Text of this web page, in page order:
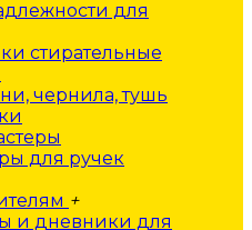
для
стирательные
чернила, тушь
для ручек
+
и дневники для